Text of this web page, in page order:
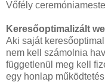
Vőfély
Keresőoptimalizált
Aki saját
nem kell számolnia
függetlenül meg kell
egy honlap